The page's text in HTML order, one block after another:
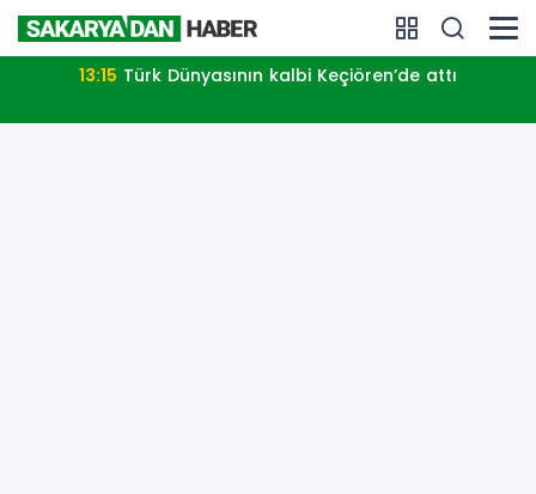
13:15 Türk Dünyasının kalbi Keçiören’de attı